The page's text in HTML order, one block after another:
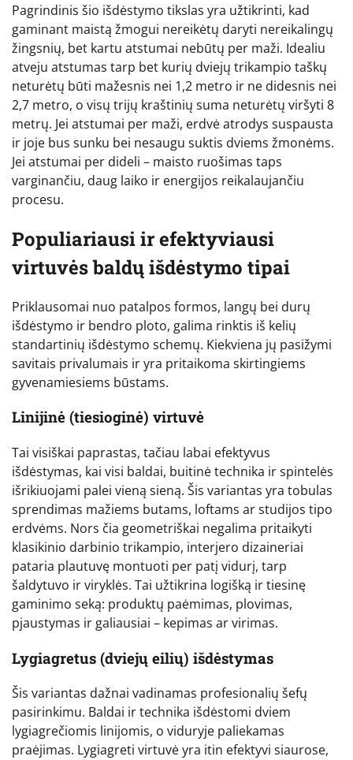
Pagrindinis šio išdėstymo tikslas yra užtikrinti, kad
gaminant maistą žmogui nereikėtų daryti nereikalingų
žingsnių, bet kartu atstumai nebūtų per maži. Idealiu
atveju atstumas tarp bet kurių dviejų trikampio taškų
neturėtų būti mažesnis nei 1,2 metro ir ne didesnis nei
2,7 metro, o visų trijų kraštinių suma neturėtų viršyti 8
metrų. Jei atstumai per maži, erdvė atrodys suspausta
ir joje bus sunku bei nesaugu suktis dviems žmonėms.
Jei atstumai per dideli – maisto ruošimas taps
varginančiu, daug laiko ir energijos reikalaujančiu
procesu.
Populiariausi ir efektyviausi
virtuvės baldų išdėstymo tipai
Priklausomai nuo patalpos formos, langų bei durų
išdėstymo ir bendro ploto, galima rinktis iš kelių
standartinių išdėstymo schemų. Kiekviena jų pasižymi
savitais privalumais ir yra pritaikoma skirtingiems
gyvenamiesiems būstams.
Linijinė (tiesioginė) virtuvė
Tai visiškai paprastas, tačiau labai efektyvus
išdėstymas, kai visi baldai, buitinė technika ir spintelės
išrikiuojami palei vieną sieną. Šis variantas yra tobulas
sprendimas mažiems butams, loftams ar studijos tipo
erdvėms. Nors čia geometriškai negalima pritaikyti
klasikinio darbinio trikampio, interjero dizaineriai
pataria plautuvę montuoti per patį vidurį, tarp
šaldytuvo ir viryklės. Tai užtikrina logišką ir tiesinę
gaminimo seką: produktų paėmimas, plovimas,
pjaustymas ir galiausiai – kepimas ar virimas.
Lygiagretus (dviejų eilių) išdėstymas
Šis variantas dažnai vadinamas profesionalių šefų
pasirinkimu. Baldai ir technika išdėstomi dviem
lygiagrečiomis linijomis, o viduryje paliekamas
praėjimas. Lygiagreti virtuvė yra itin efektyvi siaurose,